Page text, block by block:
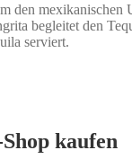
den
begleitet den
serviert.
kaufen